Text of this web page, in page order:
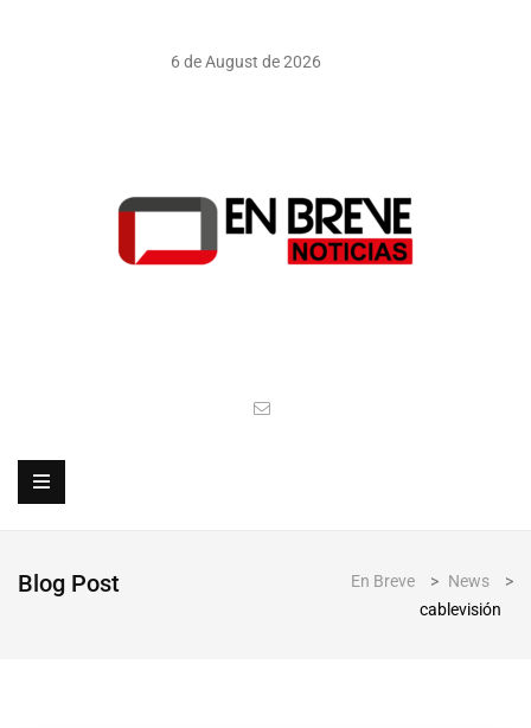
6 de August de 2026
Blog Post En Breve > News
>
cablevisión